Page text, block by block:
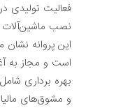
فعالیت تولیدی
نصب ماشین‌آلات
این پروانه
است و مجاز به
بهره برداری
و مشوق‌های